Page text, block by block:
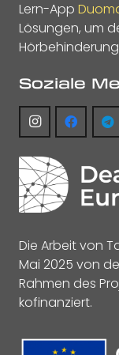
Lern-App
Lösungen, um
Soziale
Die Arbeit von
Mai 2025 von
Rahmen des
kofinanziert.